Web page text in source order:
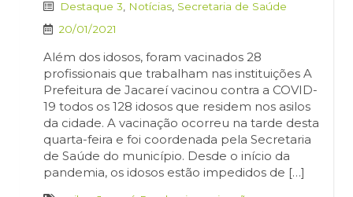
Destaque 3 Notícias Secretaria de Saúde
20/01/2021
Além dos idosos, foram vacinados 28
profissionais que trabalham nas instituições A
Prefeitura de Jacareí vacinou contra a COVID-
19 todos os 128 idosos que residem nos asilos
da cidade. A vacinação ocorreu na tarde desta
quarta-feira e foi coordenada pela Secretaria
de Saúde do município. Desde o início da
pandemia, os idosos estão impedidos de […]